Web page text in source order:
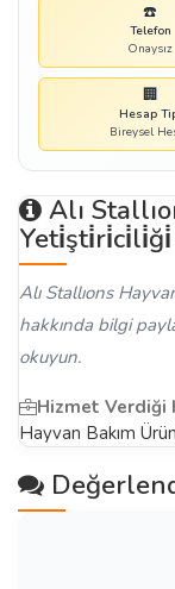
☎️
Telefon
Onaysız
🏢
Hesap
Bireysel
Alı
Yeti̇şti̇ri̇ci̇li̇ği̇
Alı Stallıons
hakkında bilgi
okuyun.
Hizmet Verdiği
Hayvan Bakım